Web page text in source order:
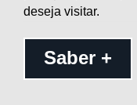
deseja visitar.
Saber +